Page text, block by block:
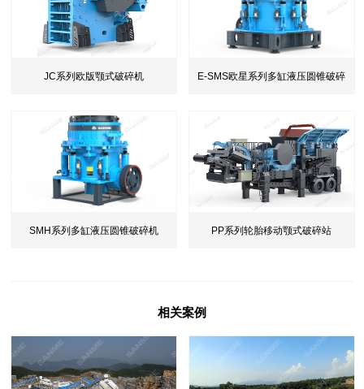
JC系列欧版颚式破碎机 E-SMS欧星系列多缸液压圆锥破碎
SMH系列多缸液压圆锥破碎机 PP系列轮胎移动颚式破碎站
相关案例